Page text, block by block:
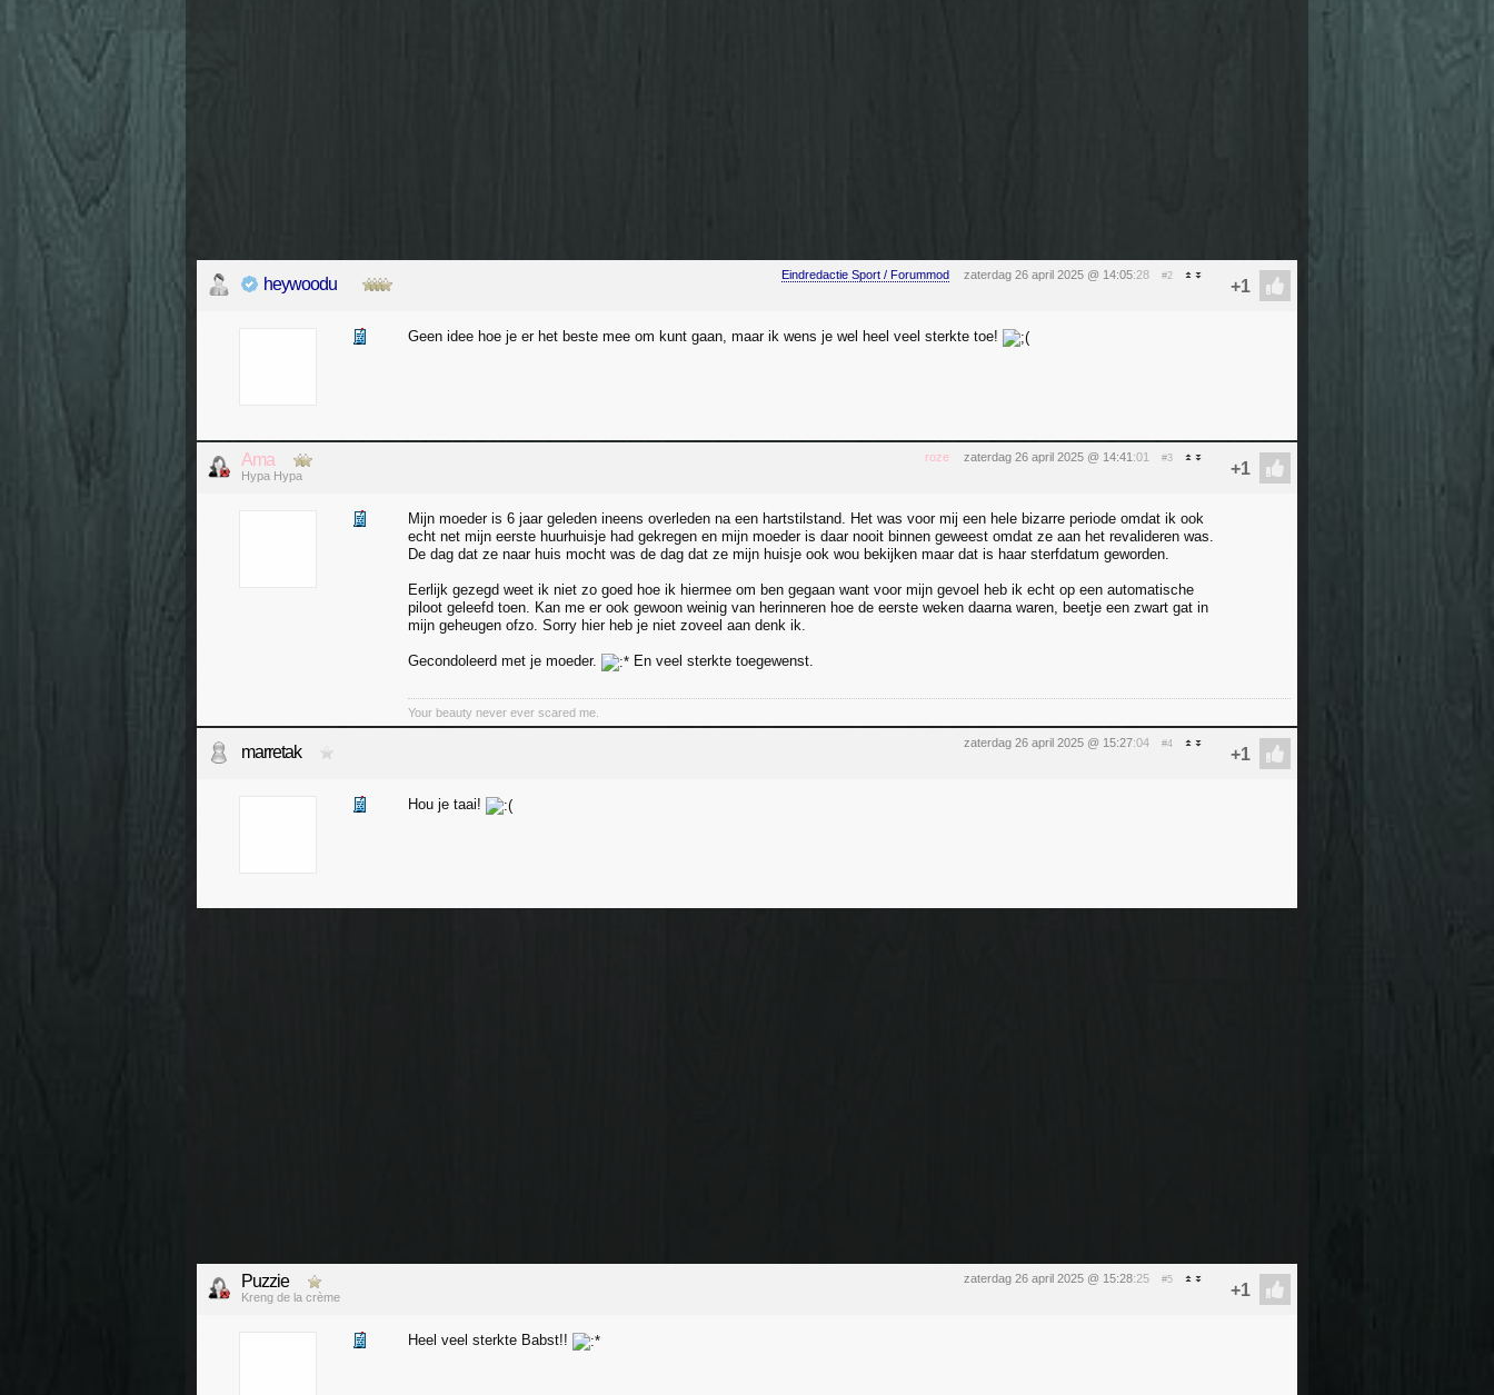
Eindredactie Sport / Forummod zaterdag 26 april 2025 @ 14:05:28 #2
heywoodu
Geen idee hoe je er het beste mee om kunt gaan, maar ik wens je wel heel veel sterkte toe!
roze zaterdag 26 april 2025 @ 14:41 :01 #3
Ama
Hypa Hypa
Mijn moeder is 6 jaar geleden ineens overleden na een hartstilstand. Het was voor mij een hele bizarre periode omdat ik ook
echt net mijn eerste huurhuisje had gekregen en mijn moeder is daar nooit binnen geweest omdat ze aan het revalideren was.
De dag dat ze naar huis mocht was de dag dat ze mijn huisje ook wou bekijken maar dat is haar sterfdatum geworden.
Eerlijk gezegd weet ik niet zo goed hoe ik hiermee om ben gegaan want voor mijn gevoel heb ik echt op een automatische
piloot geleefd toen. Kan me er ook gewoon weinig van herinneren hoe de eerste weken daarna waren, beetje een zwart gat in
mijn geheugen ofzo. Sorry hier heb je niet zoveel aan denk ik.
Gecondoleerd met je moeder. En veel sterkte toegewenst.
Your beauty never ever scared me.
zaterdag 26 april 2025 @ 15:27:04 #4
marretak
Hou je taai!
zaterdag 26 april 2025 @ 15:28:25 #5
Puzzie
Kreng de la crème
Heel veel sterkte Babst!!